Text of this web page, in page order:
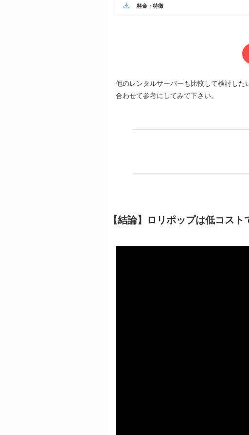
料金・特徴
他のレンタルサーバーも比較して検討した
合わせて参考にしてみて下さい。
【結論】ロリポップは低コス